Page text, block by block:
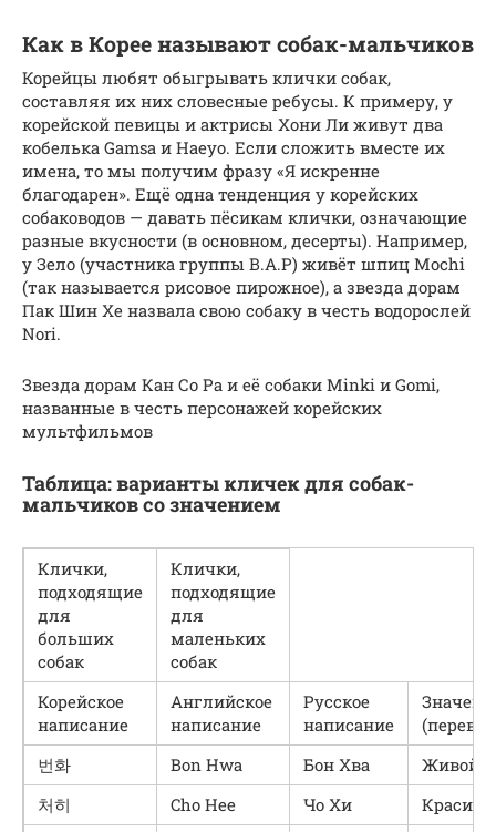
Как в Корее называют собак-мальчиков
Корейцы любят обыгрывать клички собак,
составляя их них словесные ребусы. К примеру, у
корейской певицы и актрисы Хони Ли живут два
кобелька Gamsa и Haeyo. Если сложить вместе их
имена, то мы получим фразу «Я искренне
благодарен». Ещё одна тенденция у корейских
собаководов — давать пёсикам клички, означающие
разные вкусности (в основном, десерты). Например,
у Зело (участника группы B.A.P) живёт шпиц Mochi
(так называется рисовое пирожное), а звезда дорам
Пак Шин Хе назвала свою собаку в честь водорослей
Nori.
Звезда дорам Кан Со Ра и её собаки Minki и Gomi,
названные в честь персонажей корейских
мультфильмов
Таблица: варианты кличек для собак-
мальчиков со значением
Клички,
подходящие
для
больших
собак
Клички,
подходящие
для
маленьких
собак
Корейское
написание
Английское
написание
Русское
написание
번화
Bon Hwa Бон Хва
Живой,
처히
Cho Hee Чо Хи